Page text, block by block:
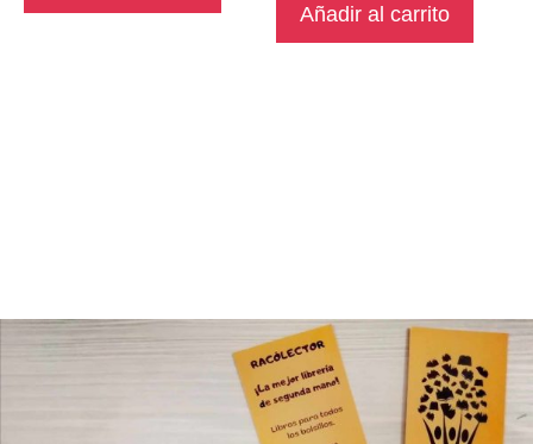
Añadir al carrito